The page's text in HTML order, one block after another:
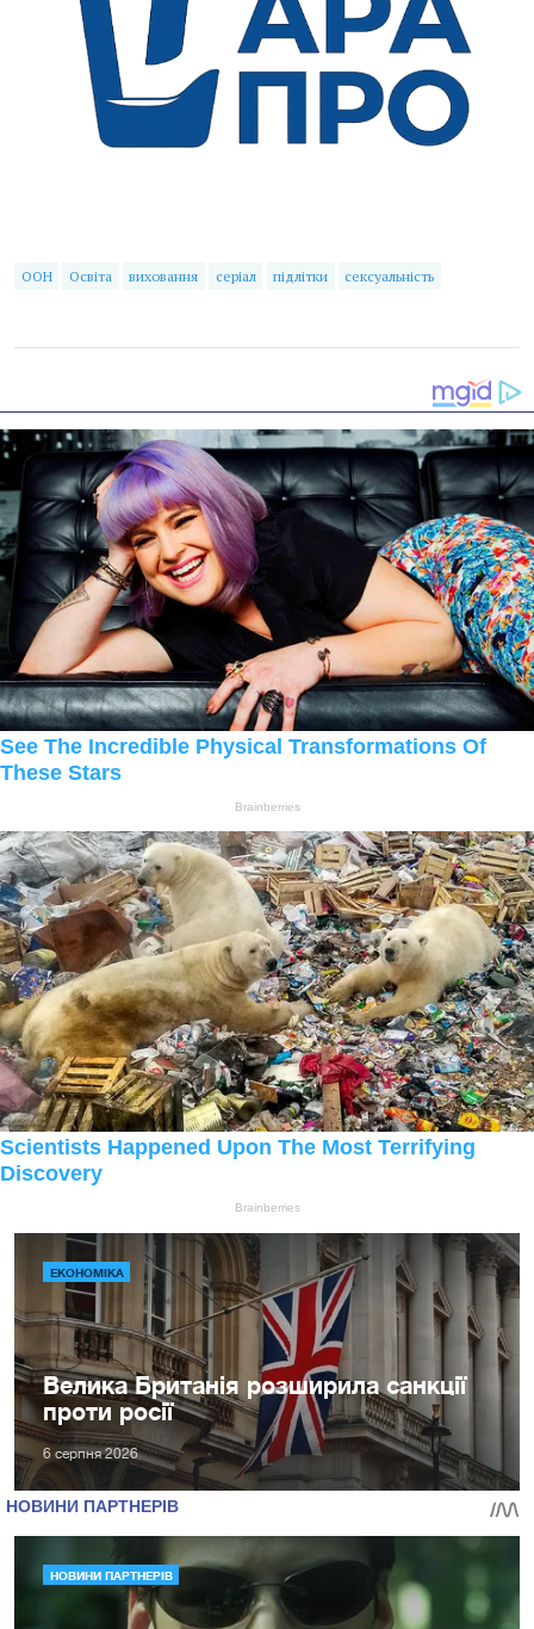
ООН Освіта виховання серіал підлітки сексуальність
ЕКОНОМІКА
Велика Британія розширила санкції
проти росії
6 серпня 2026